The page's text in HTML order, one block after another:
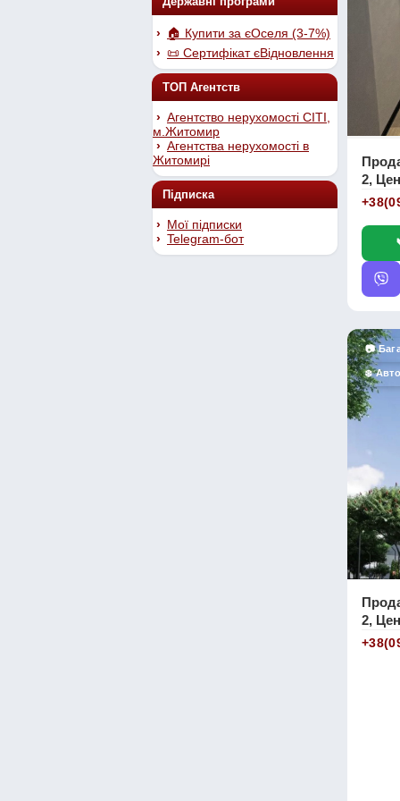
🏠 Купити за єОселя (3-7%)
📜 Сертифікат єВідновлення
ТОП Агентств
Агентство нерухомості СІТІ,
м.Житомир
Агентства нерухомості в
Житомирі
Підписка
Мої підписки
Telegram-бот
2,
📷
❄️
2,